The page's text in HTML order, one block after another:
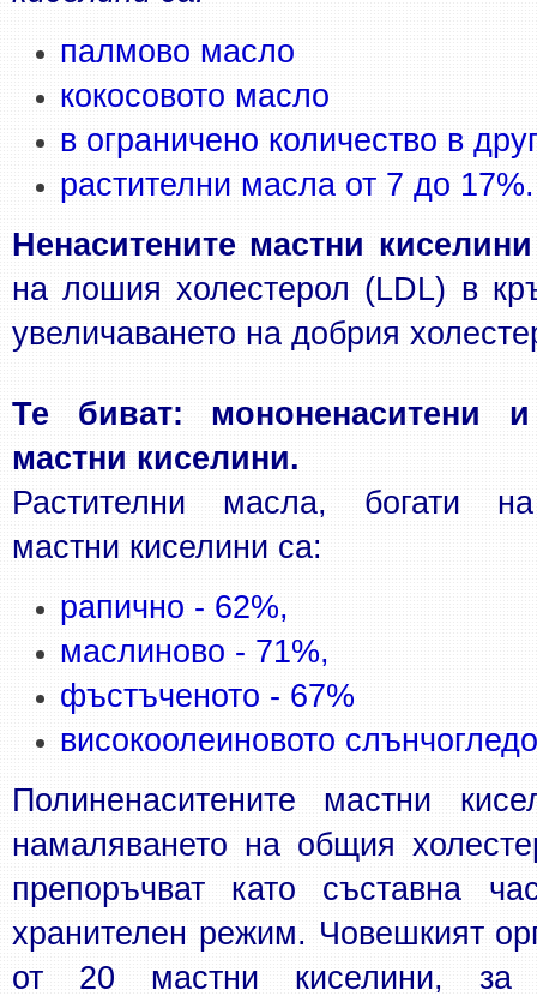
палмово масло
кокосовото масло
в ограничено количество в
растителни масла от 7 до
Ненаситените мастни киселини
на лошия холестерол (LDL) в
увеличаването на добрия
Те биват: мононенаситени и
мастни киселини.
Растителни масла, богати
мастни киселини са:
рапично - 62%,
маслиново - 71%,
фъстъченото - 67%
високоолеиновото
Полиненаситените мастни
намаляването на общия
препоръчват като съставна
хранителен режим. Човешкият
от 20 мастни киселини, за